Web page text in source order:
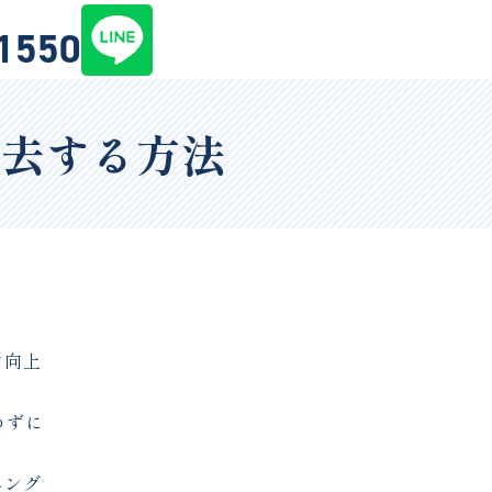
する方法
上
に
グ